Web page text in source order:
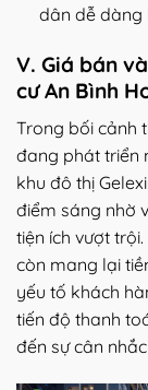
dân dễ dàng
V. Giá bán
cư An Bình
Trong bối cảnh
đang phát triển
khu đô thị
điểm sáng nhờ
tiện ích vượt
còn mang lại
yếu tố khách
tiến độ thanh
đến sự cân